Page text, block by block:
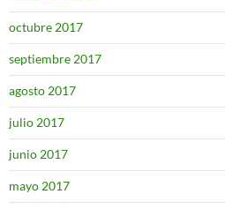
octubre 2017
septiembre 2017
agosto 2017
julio 2017
junio 2017
mayo 2017